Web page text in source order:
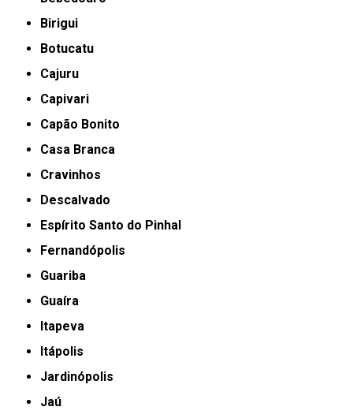
Birigui
Botucatu
Cajuru
Capivari
Capão Bonito
Casa Branca
Cravinhos
Descalvado
Espírito Santo do Pinhal
Fernandópolis
Guariba
Guaíra
Itapeva
Itápolis
Jardinópolis
Jaú